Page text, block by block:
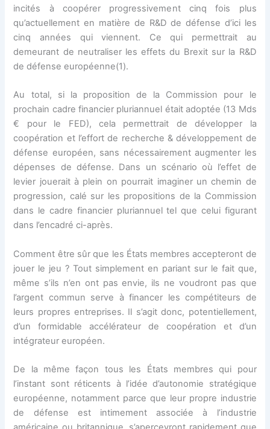
incités à coopérer progressivement cinq fois plus
qu’actuellement en matière de R&D de défense d’ici les
cinq années qui viennent. Ce qui permettrait au
demeurant de neutraliser les effets du Brexit sur la R&D
de défense européenne(1).
Au total, si la proposition de la Commission pour le
prochain cadre financier pluriannuel était adoptée (13 Mds
€ pour le FED), cela permettrait de développer la
coopération et l’effort de recherche & développement de
défense européen, sans nécessairement augmenter les
dépenses de défense. Dans un scénario où l’effet de
levier jouerait à plein on pourrait imaginer un chemin de
progression, calé sur les propositions de la Commission
dans le cadre financier pluriannuel tel que celui figurant
dans l’encadré ci-après.
Comment être sûr que les États membres accepteront de
jouer le jeu ? Tout simplement en pariant sur le fait que,
même s’ils n’en ont pas envie, ils ne voudront pas que
l’argent commun serve à financer les compétiteurs de
leurs propres entreprises. Il s’agit donc, potentiellement,
d’un formidable accélérateur de coopération et d’un
intégrateur européen.
De la même façon tous les États membres qui pour
l’instant sont réticents à l’idée d’autonomie stratégique
européenne, notamment parce que leur propre industrie
de défense est intimement associée à l’industrie